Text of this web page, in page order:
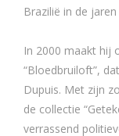
Brazilië in de
In 2000 maakt hij
“Bloedbruiloft”,
Dupuis. Met zijn
de collectie
verrassend